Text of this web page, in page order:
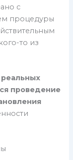
с
процедуры
то из
проведение